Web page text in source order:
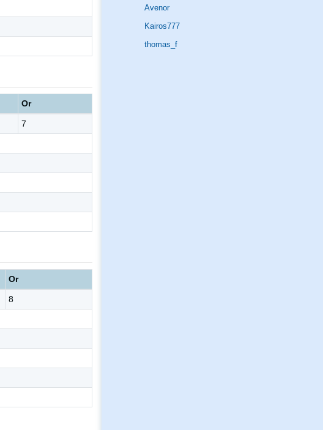
Avenor
Kairos777
thomas_f
Or
7
Or
8